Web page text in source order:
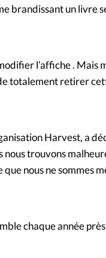
brandissant un livre
l’affiche . Mais
totalement retirer
Harvest, a
trouvons
nous ne sommes
chaque année